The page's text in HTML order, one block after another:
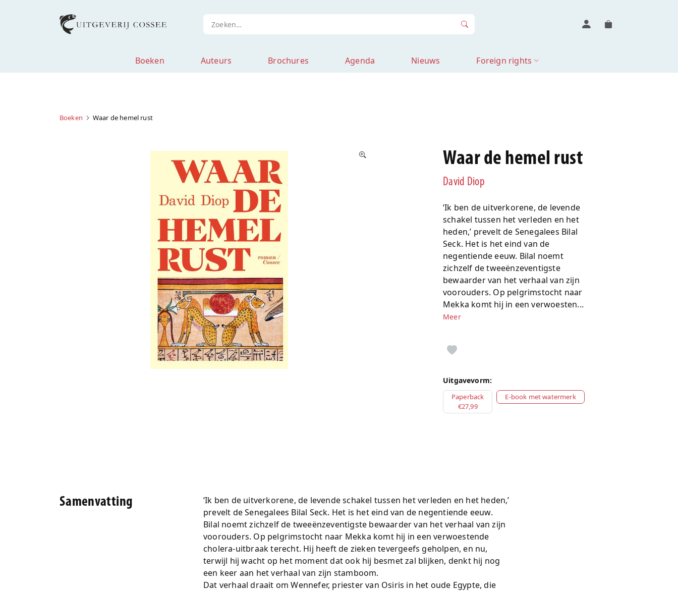
Boeken Auteurs Brochures Agenda Nieuws Foreign rights
Boeken Waar de hemel rust
Waar de hemel rust
David Diop
‘Ik ben de uitverkorene, de levende
schakel tussen het verleden en het
heden,’ prevelt de Senegalees Bilal
Seck. Het is het eind van de
negentiende eeuw. Bilal noemt
zichzelf de tweeënzeventigste
bewaarder van het verhaal van zijn
voorouders. Op pelgrimstocht naar
Mekka komt hij in een verwoesten...
Meer
Uitgavevorm:
Paperback
€27,99
E-book met watermerk
Samenvatting
‘Ik ben de uitverkorene, de levende schakel tussen het verleden en het heden,’
prevelt de Senegalees Bilal Seck. Het is het eind van de negentiende eeuw.
Bilal noemt zichzelf de tweeënzeventigste bewaarder van het verhaal van zijn
voorouders. Op pelgrimstocht naar Mekka komt hij in een verwoestende
cholera-uitbraak terecht. Hij heeft de zieken tevergeefs geholpen, en nu,
terwijl hij wacht op het moment dat ook hij besmet zal blijken, denkt hij nog
een keer aan het verhaal van zijn stamboom.
Dat verhaal draait om Wennefer, priester van Osiris in het oude Egypte, die